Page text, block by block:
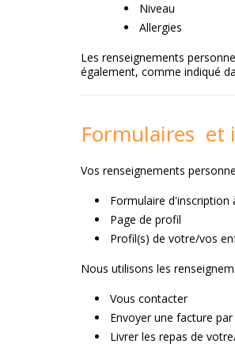
Niveau
Allergies
Les renseignements
également, comme indiqué
Formulaires et
Vos renseignements
Formulaire d'inscription
Page de profil
Profil(s) de votre/vos
Nous utilisons les
Vous contacter
Envoyer une facture
Livrer les repas de